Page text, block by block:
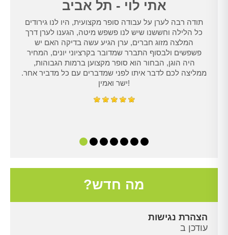
אתי לוי - תל אביב
תודה רבה לערן על עבודה סופר מקצועית, היו לנו גירודים
כל הלילה וחששנו שיש לנו פשפש מיטה, הגענו לערן דרך
המלצה מזוג חברים, ערן הגיע עשה בדיקה האם יש
פשפשים ולבסוף התברר שמדובר בקרציוני יונים, המחיר
היה הוגן, הבחור הוא סופר מקצוען ברמות הגבוהות,
ממליצה לכם לדבר איתו לפני שמדברים עם כל מדביר אחר.
ישר ואמין!
מה חדש?
הצהרת נגישות
עודכן ב